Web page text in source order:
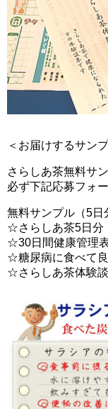
＜お届けするサン
さらしあ茶無料サ
必ず下記応募フォ
無料サンプル（5日
☆さらしあ茶5日分
☆30日間健康管理
☆糖尿病に食べて
☆さらしあ茶体験